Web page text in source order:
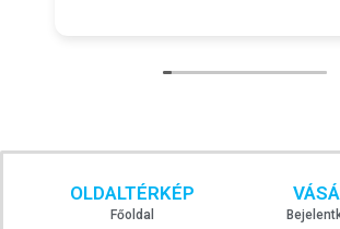
OLDALTÉRKÉP
Főoldal